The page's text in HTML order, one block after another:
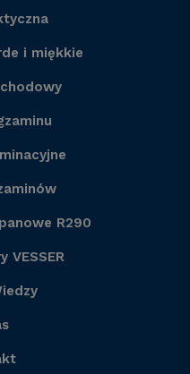
i miękkie
R290
VESSER